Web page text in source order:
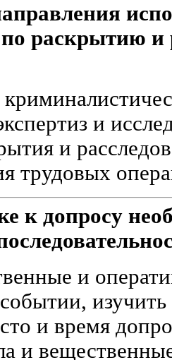
по раскрытию
и
и
трудовых
к допросу
и
и время
и